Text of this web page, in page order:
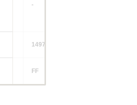
-
1497～1973cc
FF